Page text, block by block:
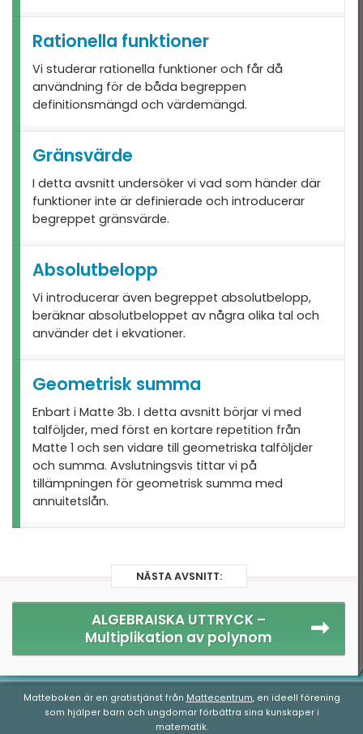
Rationella funktioner
Vi studerar rationella funktioner och får då
användning för de båda begreppen
definitionsmängd och värdemängd.
Gränsvärde
I detta avsnitt undersöker vi vad som händer där
funktioner inte är definierade och introducerar
begreppet gränsvärde.
Absolutbelopp
Vi introducerar även begreppet absolutbelopp,
beräknar absolutbeloppet av några olika tal och
använder det i ekvationer.
Geometrisk summa
Enbart i Matte 3b. I detta avsnitt börjar vi med
talföljder, med först en kortare repetition från
Matte 1 och sen vidare till geometriska talföljder
och summa. Avslutningsvis tittar vi på
tillämpningen för geometrisk summa med
annuitetslån.
NÄSTA AVSNITT:
ALGEBRAISKA UTTRYCK –
Multiplikation av polynom
Matteboken är en gratistjänst från Mattecentrum, en ideell förening
som hjälper barn och ungdomar förbättra sina kunskaper i
matematik.